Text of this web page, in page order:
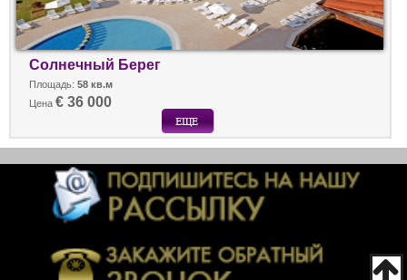
Солнечный Берег
Площадь: 58 кв.м
Цена € 36 000